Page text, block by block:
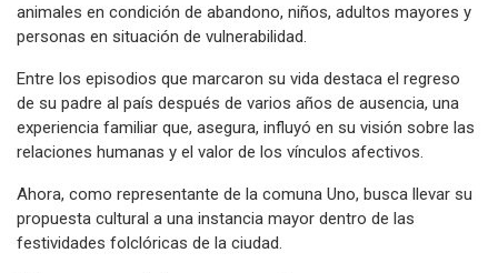
animales en condición de abandono, niños, adultos mayores y
personas en situación de vulnerabilidad.
Entre los episodios que marcaron su vida destaca el regreso
de su padre al país después de varios años de ausencia, una
experiencia familiar que, asegura, influyó en su visión sobre las
relaciones humanas y el valor de los vínculos afectivos.
Ahora, como representante de la comuna Uno, busca llevar su
propuesta cultural a una instancia mayor dentro de las
festividades folclóricas de la ciudad.